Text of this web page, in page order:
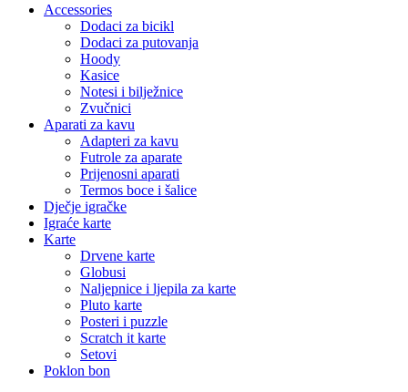
Accessories
Dodaci za bicikl
Dodaci za putovanja
Hoody
Kasice
Notesi i bilježnice
Zvučnici
Aparati za kavu
Adapteri za kavu
Futrole za aparate
Prijenosni aparati
Termos boce i šalice
Dječje igračke
Igraće karte
Karte
Drvene karte
Globusi
Naljepnice i ljepila za karte
Pluto karte
Posteri i puzzle
Scratch it karte
Setovi
Poklon bon